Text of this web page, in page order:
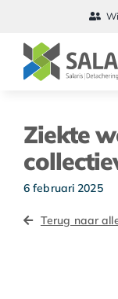
inhoud
Ziekte
6 februari 2025
Terug naar